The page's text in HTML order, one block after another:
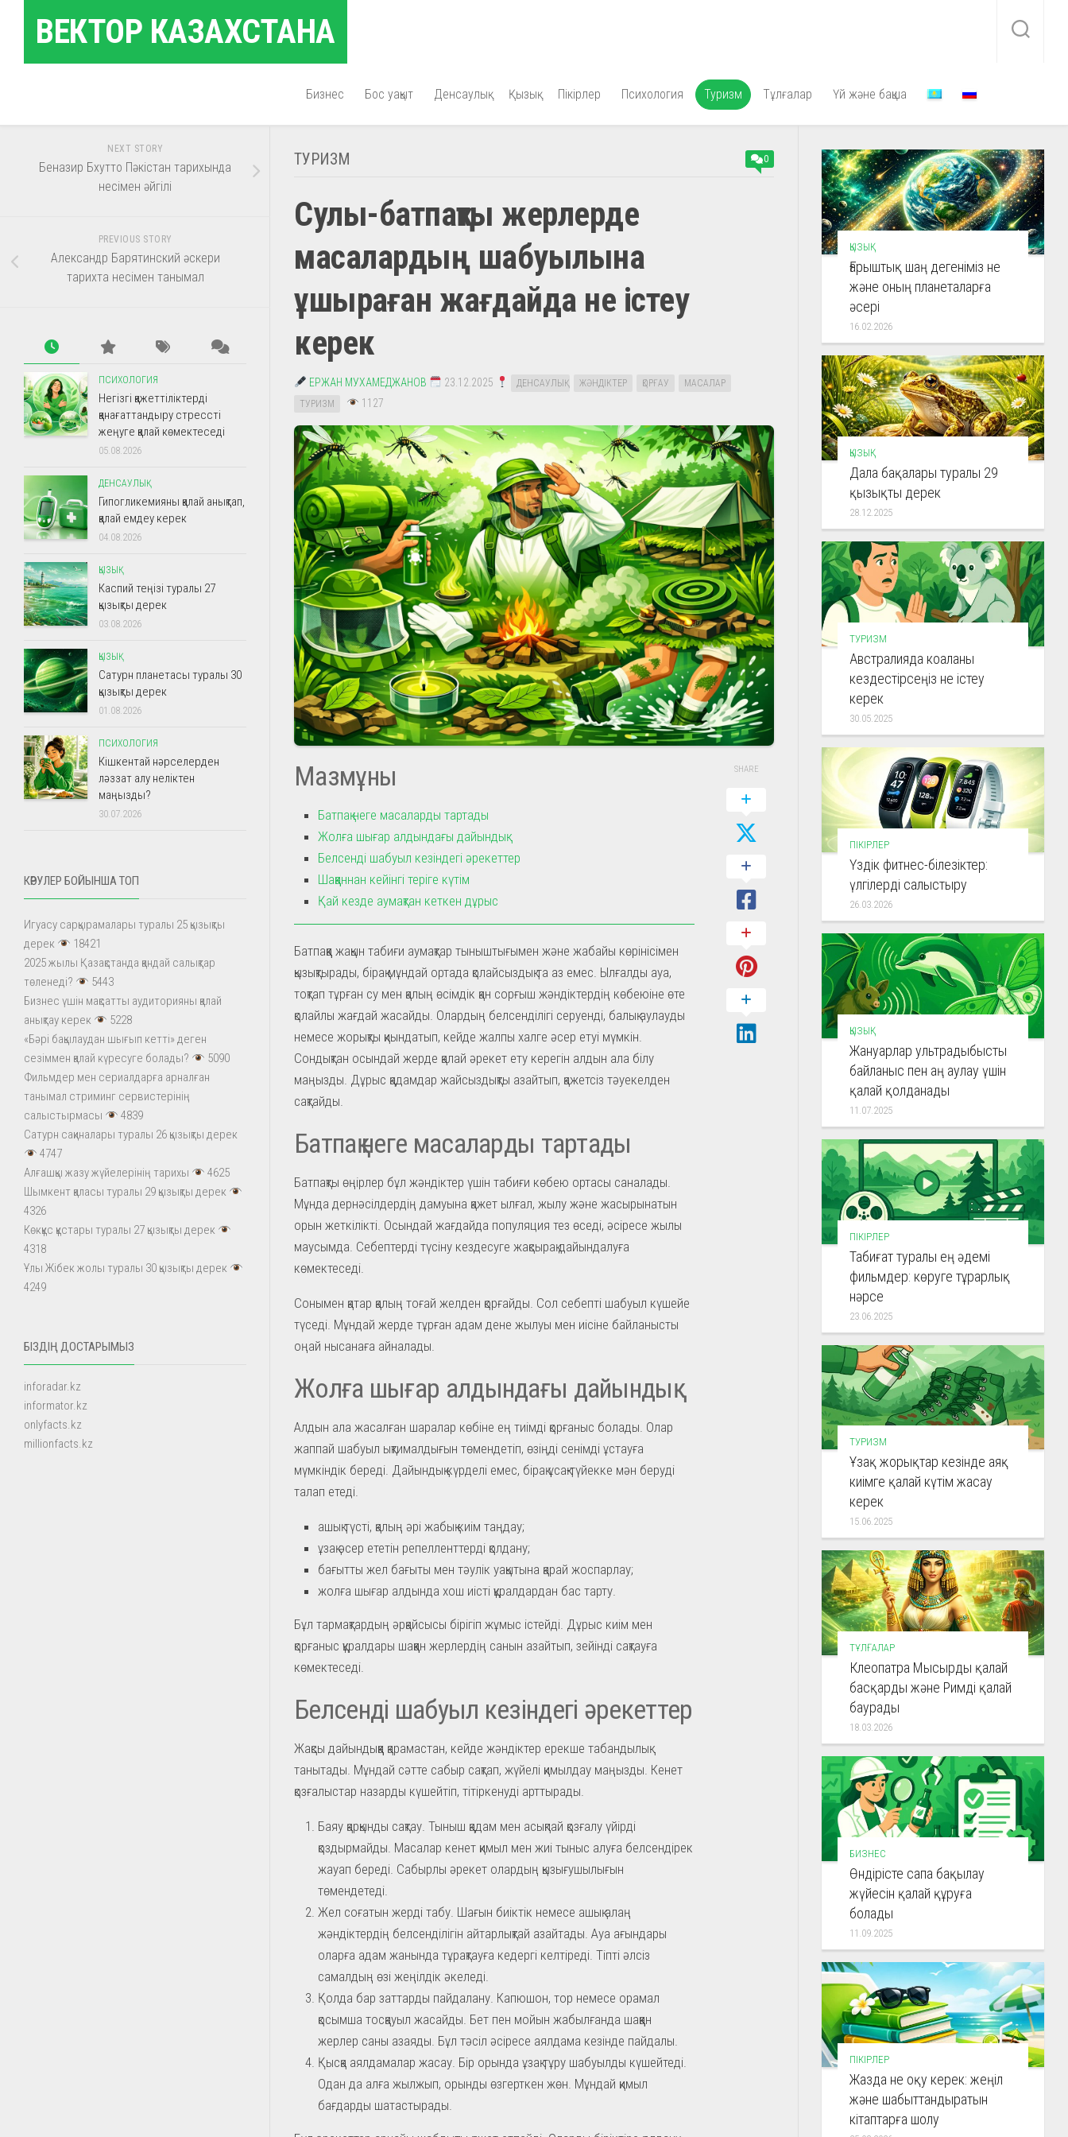
contentВЕКТОР КАЗАХСТАНА
Бизнес Бос уақыт Денсаулық Қызық Пікірлер Психология Туризм Тұлғалар Үй және бақша
ТУРИЗМ 0
Сулы-батпақты жерлерде
масалардың шабуылына
ұшыраған жағдайда не істеу
керек
ЕРЖАН МУХАМЕДЖАНОВ 23.12.2025 ДЕНСАУЛЫҚ ЖӘНДІКТЕР ҚОРҒАУ
МАСАЛАР
ТУРИЗМ
1127
Мазмұны
Батпақ неге масаларды тартады
Жолға шығар алдындағы дайындық
Белсенді шабуыл кезіндегі әрекеттер
Шаққаннан кейінгі теріге күтім
Қай кезде аумақтан кеткен дұрыс
Батпаққа жақын табиғи аумақтар тыныштығымен және жабайы көрінісімен
қызықтырады, бірақ мұндай ортада қолайсыздық та аз емес. Ылғалды ауа,
тоқтап тұрған су мен қалың өсімдік қан сорғыш жәндіктердің көбеюіне өте
қолайлы жағдай жасайды. Олардың белсенділігі серуенді, балық аулауды
немесе жорықты қиындатып, кейде жалпы халге әсер етуі мүмкін.
Сондықтан осындай жерде қалай әрекет ету керегін алдын ала білу
маңызды. Дұрыс қадамдар жайсыздықты азайтып, қажетсіз тәуекелден
сақтайды.
Батпақ неге масаларды тартады
Батпақты өңірлер бұл жәндіктер үшін табиғи көбею ортасы саналады.
Мұнда дернәсілдердің дамуына қажет ылғал, жылу және жасырынатын
орын жеткілікті. Осындай жағдайда популяция тез өседі, әсіресе жылы
маусымда. Себептерді түсіну кездесуге жақсырақ дайындалуға
көмектеседі.
Сонымен қатар қалың тоғай желден қорғайды. Сол себепті шабуыл күшейе
түседі. Мұндай жерде тұрған адам дене жылуы мен иісіне байланысты
оңай нысанаға айналады.
Жолға шығар алдындағы дайындық
Алдын ала жасалған шаралар көбіне ең тиімді қорғаныс болады. Олар
жаппай шабуыл ықтималдығын төмендетіп, өзіңді сенімді ұстауға
мүмкіндік береді. Дайындық күрделі емес, бірақ ұсақ-түйекке мән беруді
талап етеді.
ашық түсті, қалың әрі жабық киім таңдау;
ұзақ әсер ететін репелленттерді қолдану;
бағытты жел бағыты мен тәулік уақытына қарай жоспарлау;
жолға шығар алдында хош иісті құралдардан бас тарту.
Бұл тармақтардың әрқайсысы бірігіп жұмыс істейді. Дұрыс киім мен
қорғаныс құралдары шаққан жерлердің санын азайтып, зейінді сақтауға
көмектеседі.
Белсенді шабуыл кезіндегі әрекеттер
Жақсы дайындыққа қарамастан, кейде жәндіктер ерекше табандылық
танытады. Мұндай сәтте сабыр сақтап, жүйелі қимылдау маңызды. Кенет
қозғалыстар назарды күшейтіп, тітіркенуді арттырады.
Баяу қарқынды сақтау. Тыныш қадам мен асықпай қозғалу үйірді
қоздырмайды. Масалар кенет қимыл мен жиі тыныс алуға белсендірек
жауап береді. Сабырлы әрекет олардың қызығушылығын
төмендетеді.
Жел соғатын жерді табу. Шағын биіктік немесе ашық алаң
жәндіктердің белсенділігін айтарлықтай азайтады. Ауа ағындары
оларға адам жанында тұрақтауға кедергі келтіреді. Тіпті әлсіз
самалдың өзі жеңілдік әкеледі.
Қолда бар заттарды пайдалану. Капюшон, тор немесе орамал
қосымша тосқауыл жасайды. Бет пен мойын жабылғанда шаққан
жерлер саны азаяды. Бұл тәсіл әсіресе аялдама кезінде пайдалы.
Қысқа аялдамалар жасау. Бір орында ұзақ тұру шабуылды күшейтеді.
Одан да алға жылжып, орынды өзгерткен жөн. Мұндай қимыл
бағдарды шатастырады.
SHARE
NEXT STORY
Беназир Бхутто Пәкістан тарихында
несімен әйгілі
PREVIOUS STORY
Александр Барятинский әскери
тарихта несімен танымал
ПСИХОЛОГИЯ
Негізгі қажеттіліктерді
қанағаттандыру стрессті
жеңуге қалай көмектеседі
05.08.2026
ДЕНСАУЛЫҚ
Гипогликемияны қалай анықтап,
қалай емдеу керек
04.08.2026
ҚЫЗЫҚ
Каспий теңізі туралы 27
қызықты дерек
03.08.2026
ҚЫЗЫҚ
Сатурн планетасы туралы 30
қызықты дерек
01.08.2026
ПСИХОЛОГИЯ
Кішкентай нәрселерден
ләззат алу неліктен
маңызды?
30.07.2026
КӨРУЛЕР БОЙЫНША ТОП
Игуасу сарқырамалары туралы 25 қызықты
дерек
18421
2025 жылы Қазақстанда қандай салықтар
төленеді?
5443
Бизнес үшін мақсатты аудиторияны қалай
анықтау керек
5228
«Бәрі бақылаудан шығып кетті» деген
сезіммен қалай күресуге болады?
5090
Фильмдер мен сериалдарға арналған
танымал стриминг сервистерінің
салыстырмасы
4839
Сатурн сақиналары туралы 26 қызықты дерек
4747
Алғашқы жазу жүйелерінің тарихы
4625
Шымкент қаласы туралы 29 қызықты дерек
4326
Көкқұс құстары туралы 27 қызықты дерек
4318
Ұлы Жібек жолы туралы 30 қызықты дерек
4249
БІЗДІҢ ДОСТАРЫМЫЗ
inforadar.kz
informator.kz
onlyfacts.kz
millionfacts.kz
ҚЫЗЫҚ
Ғарыштық шаң дегеніміз не
және оның планеталарға
әсері
16.02.2026
ҚЫЗЫҚ
Дала бақалары туралы 29
қызықты дерек
28.12.2025
ТУРИЗМ
Австралияда коаланы
кездестірсеңіз не істеу
керек
30.05.2025
ПІКІРЛЕР
Үздік фитнес-білезіктер:
үлгілерді салыстыру
26.03.2026
ҚЫЗЫҚ
Жануарлар ультрадыбысты
байланыс пен аң аулау үшін
қалай қолданады
11.07.2025
ПІКІРЛЕР
Табиғат туралы ең әдемі
фильмдер: көруге тұрарлық
нәрсе
23.06.2025
ТУРИЗМ
Ұзақ жорықтар кезінде аяқ
киімге қалай күтім жасау
керек
15.06.2025
ТҰЛҒАЛАР
Клеопатра Мысырды қалай
басқарды және Римді қалай
баурады
18.03.2026
БИЗНЕС
Өндірісте сапа бақылау
жүйесін қалай құруға
болады
11.09.2025
ПІКІРЛЕР
Жазда не оқу керек: жеңіл
және шабыттандыратын
кітаптарға шолу